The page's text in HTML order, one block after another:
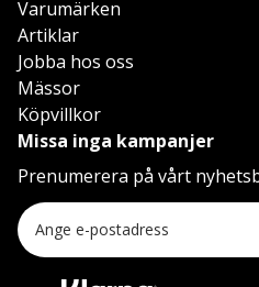
Varumärken
Artiklar
Jobba hos oss
Mässor
Köpvillkor
Missa inga kampanjer
Prenumerera på vårt